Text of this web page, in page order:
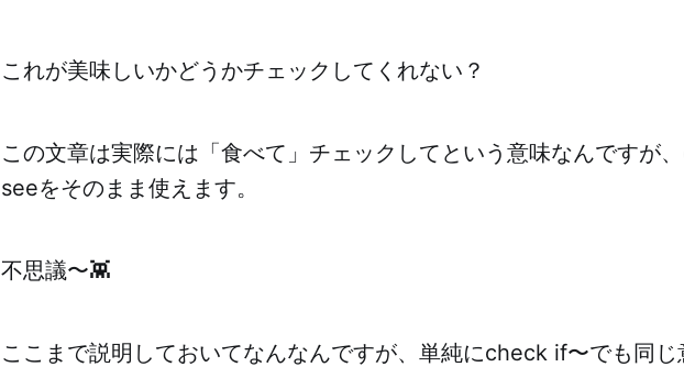
これが美味しいかどうかチェックしてくれない？
この文章は実際には「食べて」チェックしてという意味なんですが
seeをそのまま使えます。
不思議〜👾
ここまで説明しておいてなんなんですが、単純にcheck if〜でも同じ